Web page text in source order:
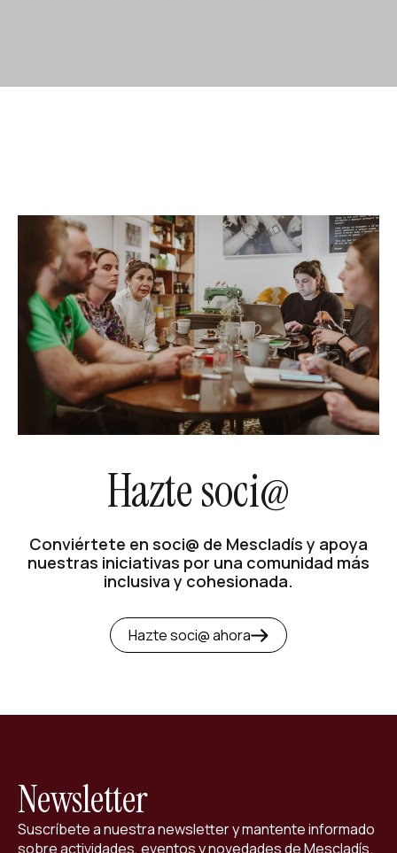
Hazte soci@
Conviértete en soci@ de Mescladís y apoya
nuestras iniciativas por una comunidad más
inclusiva y cohesionada.
Hazte soci@ ahora
Newsletter
Suscríbete a nuestra newsletter y mantente informado
sobre actividades, eventos y novedades de Mescladís.